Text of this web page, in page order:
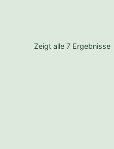
Zeigt alle 7 Ergebnisse